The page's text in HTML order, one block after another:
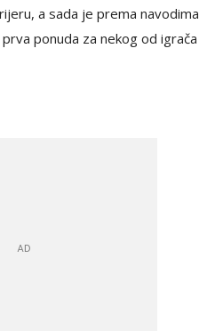
a sada je prema navodima
ponuda za nekog od igrača